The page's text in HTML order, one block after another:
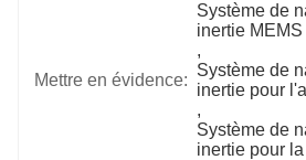
Mettre en évidence:
Système de
inertie MEMS
,
Système de
inertie pour
,
Système de
inertie pour